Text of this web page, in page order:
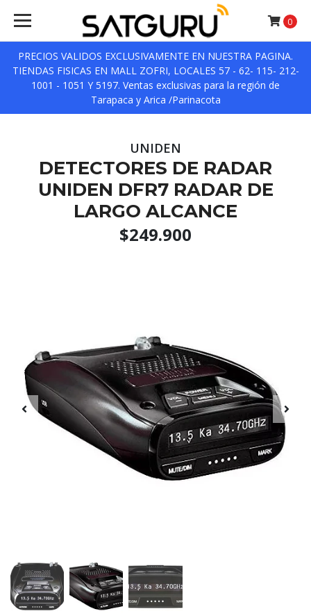
PRECIOS VALIDOS EXCLUSIVAMENTE EN NUESTRA PAGINA.
TIENDAS FISICAS EN MALL ZOFRI, LOCALES 57 - 62- 115- 212-
1001 - 1051 Y 5197. Ventas exclusivas para la región de
Tarapaca y Arica /Parinacota
0
UNIDEN
DETECTORES DE RADAR
UNIDEN DFR7 RADAR DE
LARGO ALCANCE
$249.900